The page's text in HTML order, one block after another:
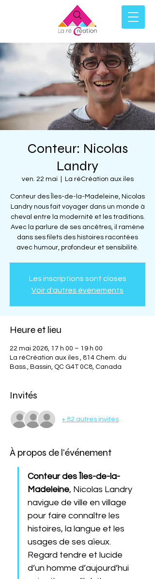
Conteur: Nicolas
Landry
ven. 22 mai La réCréation aux iles
Conteur des Îles-de-la-Madeleine, Nicolas
Landry nous fait voyager dans un monde à
cheval entre la modernité et les traditions.
Avec la parlure de ses ancêtres, il ramène
dans ses filets des histoires racontées
avec humour, profondeur et sensibilité.
Les inscriptions sont closes
Voir d'autres événements
Heure et lieu
22 mai 2026, 17 h 00 – 19 h 00
La réCréation aux iles , 814 Chem. du
Bass., Bassin, QC G4T 0C8, Canada
Invités
+ 82 autres invités
À propos de l'événement
Conteur des Îles-de-la-
Madeleine, Nicolas Landry
navigue de ville en village
pour faire connaître les
histoires, la langue et les
usages de ses aïeux.
Regard tendre et lucide
d’un homme d’aujourd’hui